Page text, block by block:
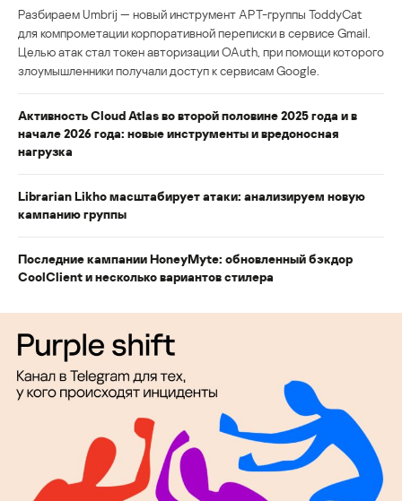
Разбираем Umbrij — новый инструмент APT-группы ToddyCat
для компрометации корпоративной переписки в сервисе Gmail.
Целью атак стал токен авторизации OAuth, при помощи которого
злоумышленники получали доступ к сервисам Google.
Активность Cloud Atlas во второй половине 2025 года и в
начале 2026 года: новые инструменты и вредоносная
нагрузка
Librarian Likho масштабирует атаки: анализируем новую
кампанию группы
Последние кампании HoneyMyte: обновленный бэкдор
CoolClient и несколько вариантов стилера